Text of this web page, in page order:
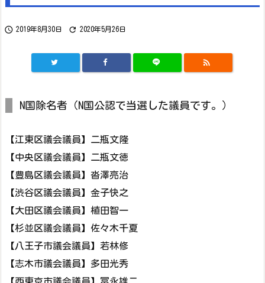
 2019年8月30日  2020年5月26日

N国除名者（N国公認で当選した議員です。）
【江東区議会議員】二瓶文隆
【中央区議会議員】二瓶文徳
【豊島区議会議員】沓澤亮治
【渋谷区議会議員】金子快之
【大田区議会議員】植田智一
【杉並区議会議員】佐々木千夏
【八王子市議会議員】若林修
【志木市議会議員】多田光秀